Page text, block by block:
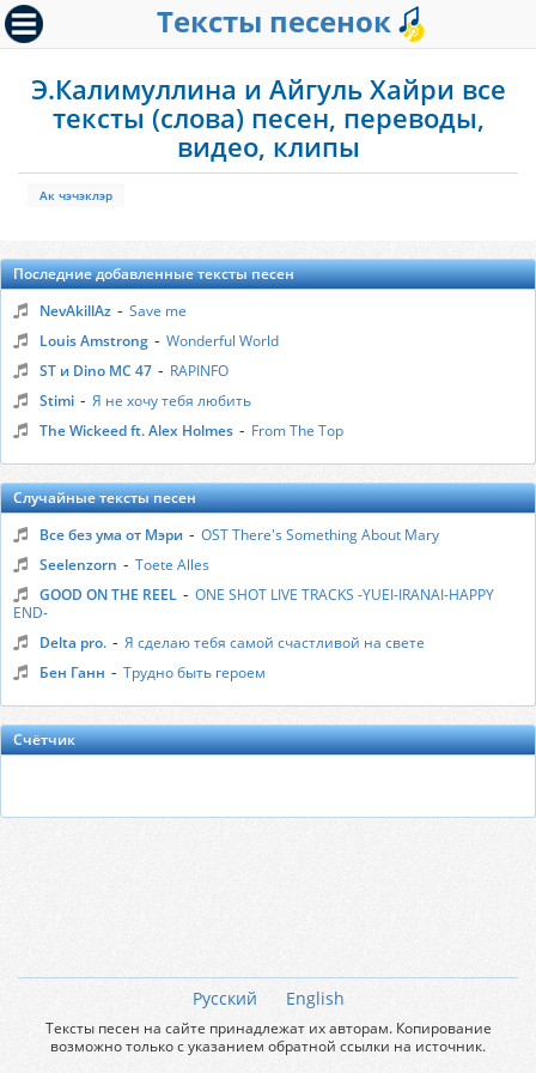
Тексты песенок
Э.Калимуллина и Айгуль Хайри все
тексты (слова) песен, переводы,
видео, клипы
Ак чэчэклэр
Последние добавленные тексты песен
NevAkillAz - Save me
Louis Amstrong - Wonderful World
ST и Dino MC 47 - RAPINFO
Stimi - Я не хочу тебя любить
The Wickeed ft. Alex Holmes - From The Top
Случайные тексты песен
Все без ума от Мэри - OST There's Something About Mary
Seelenzorn - Toete Alles
GOOD ON THE REEL - ONE SHOT LIVE TRACKS -YUEI-IRANAI-HAPPY
END-
Delta pro. - Я сделаю тебя самой счастливой на свете
Бен Ганн - Трудно быть героем
Счётчик
Русский English
Тексты песен на сайте принадлежат их авторам. Копирование
возможно только с указанием обратной ссылки на источник.